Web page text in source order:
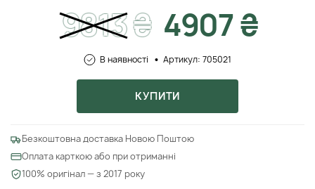
9813₴ 4907 ₴
В наявності Артикул: 705021
КУПИТИ
Безкоштовна доставка Новою Поштою
Оплата карткою або при отриманні
100% оригінал — з 2017 року